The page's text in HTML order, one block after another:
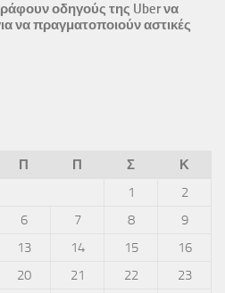
οδηγούς της Uber να
να πραγματοποιούν αστικές
Π Π Σ
Κ
1
2
6 7 8
9
13 14 15
16
20 21 22
23